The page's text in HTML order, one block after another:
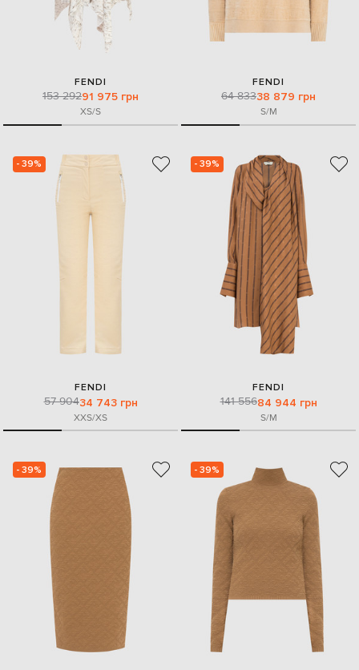
FENDI
153 29291 975 грн
XS/S
FENDI
64 83338 879 грн
S/M
- 39%
FENDI
57 90434 743 грн
XXS/XS
- 39%
FENDI
141 55684 944 грн
S/M
- 39% - 39%